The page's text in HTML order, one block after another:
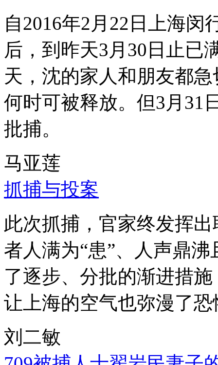
自2016年2月22日上海
后，到昨天3月30日止已
天，沈的家人和朋友都
何时可被释放。但3月31
批捕。
马亚莲
抓捕与投案
此次抓捕，官家终发挥
者人满为“患”、人声鼎
了逐步、分批的渐进措
让上海的空气也弥漫了
刘二敏